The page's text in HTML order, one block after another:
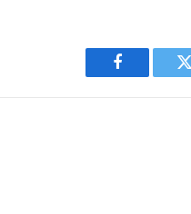
Facebook